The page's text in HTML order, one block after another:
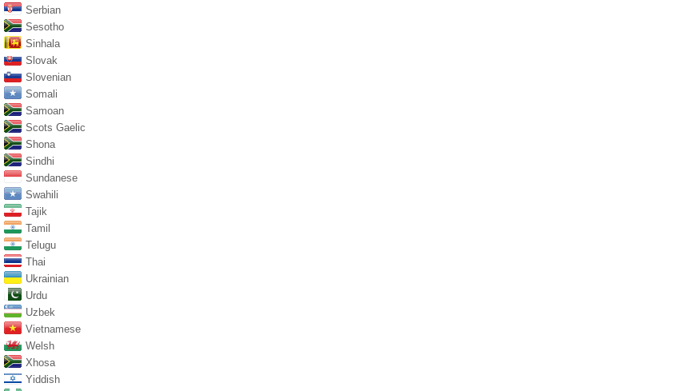
Serbian
Sesotho
Sinhala
Slovak
Slovenian
Somali
Samoan
Scots Gaelic
Shona
Sindhi
Sundanese
Swahili
Tajik
Tamil
Telugu
Thai
Ukrainian
Urdu
Uzbek
Vietnamese
Welsh
Xhosa
Yiddish